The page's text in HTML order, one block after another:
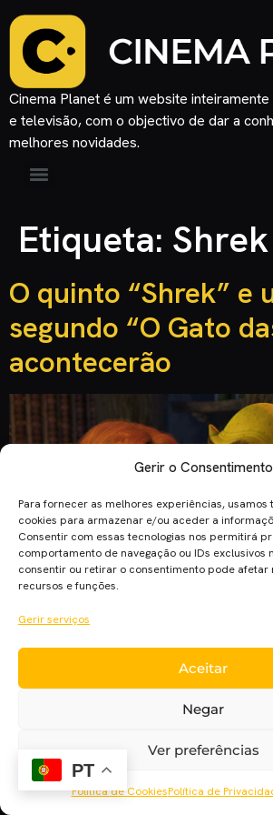
Gerir o Consentimento
Para fornecer as melhores experiências, usamos
cookies para armazenar e/ou aceder a
Consentir com essas tecnologias nos permitirá
comportamento de navegação ou IDs exclusivos
consentir ou retirar o consentimento pode afetar
recursos e funções.
Gerir serviços
Aceitar
Negar
Ver preferências
Política de CookiesPolítica de
Cinema Planet é um website
e televisão, com o objectivo de dar a
melhores novidades.
Etiqueta:
O quinto “Shrek” e
segundo “O Gato
acontecerão
Para a surpresa de muitos, na cerimónia
Melhor Animação (estreado naquele ano)
adorado dos contos de fadas foi contada
em ‘Shrek!’, livro lançado em 1990, da
americano […]
PT